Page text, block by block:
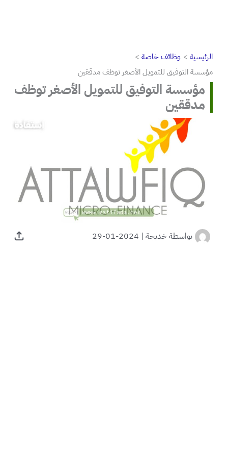
الرئيسية
وظائف خاصة
مؤسسة التوفيق للتمويل الأصغر توظف مدققين
مؤسسة التوفيق للتمويل الأصغر توظف
مدققين
بواسطةخديجة |
2024-01-29